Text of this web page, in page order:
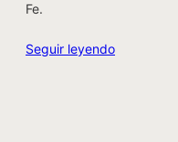
Fe.
Seguir leyendo